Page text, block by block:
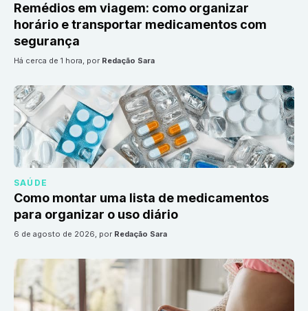
Remédios em viagem: como organizar
horário e transportar medicamentos com
segurança
há cerca de 1 hora, por Redação Sara
SAÚDE
Como montar uma lista de medicamentos
para organizar o uso diário
6 de agosto de 2026, por Redação Sara